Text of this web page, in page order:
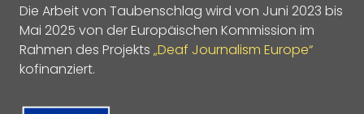
Die Arbeit von Taubenschlag wird von Juni 2023 bis
Mai 2025 von der Europäischen Kommission im
Rahmen des Projekts „Deaf Journalism Europe“
kofinanziert.